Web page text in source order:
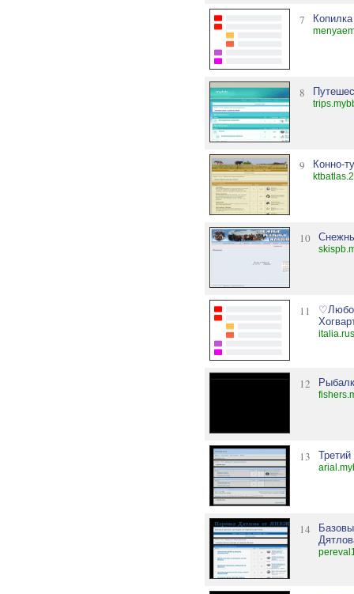
7
8
9 Конно-
10
11
12
13 Третий
14